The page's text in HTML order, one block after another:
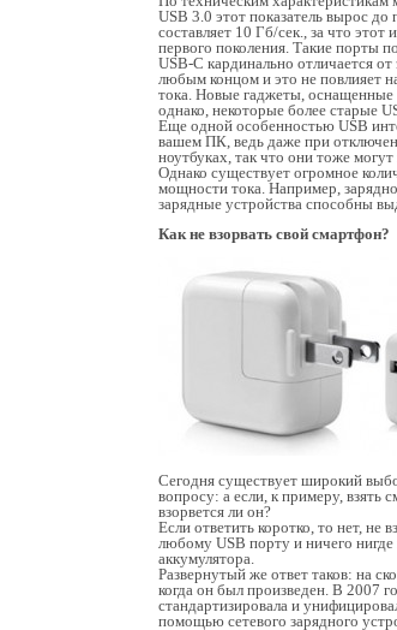
USB 3.0 этот показатель вырос
составляет 10 Гб/сек., за что
первого поколения. Такие порты
USB-C кардинально отличается
любым концом и это не повлияет
тока. Новые гаджеты,
однако, некоторые более старые
Еще одной особенностью USB
вашем ПК, ведь даже при
ноутбуках, так что они тоже
Однако существует огромное
мощности тока. Например,
зарядные устройства способны
Как не взорвать свой смартфон?
Сегодня существует широкий
вопросу: а если, к примеру,
взорвется ли он?
Если ответить коротко, то нет,
любому USB порту и ничего нигде
аккумулятора.
Развернутый же ответ таков: на
когда он был произведен. В 2007
стандартизировала и
помощью сетевого зарядного